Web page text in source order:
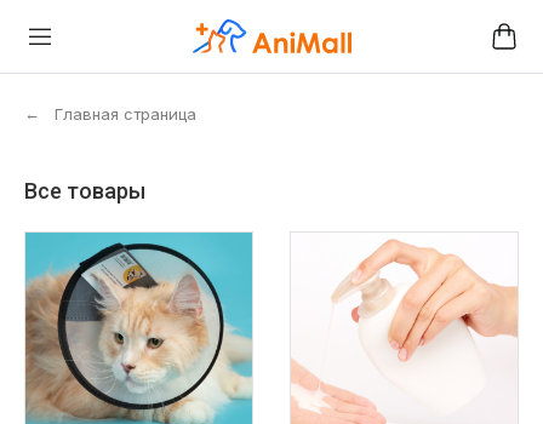
← Главная страница
Все товары